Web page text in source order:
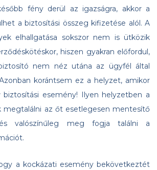
fény derül az igazságra, akkor a
a biztosítási összeg kifizetése alól. A
elhallgatása sokszor nem is ütközik
hiszen gyakran előfordul,
nem néz utána az ügyfél által
korántsem ez a helyzet, amikor
biztosítási esemény! Ilyen helyzetben a
megtalálni az őt esetlegesen mentesítő
és valószínűleg meg fogja találni a
a kockázati esemény bekövetkeztét